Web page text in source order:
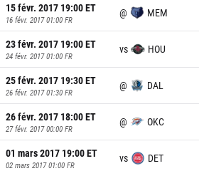
15 févr. 2017 19:00ET
16 févr. 2017 01:00 FR
@ MEM
23 févr. 2017 19:00ET
24 févr. 2017 01:00 FR
vs HOU
25 févr. 2017 19:30ET
26 févr. 2017 01:30 FR
@ DAL
26 févr. 2017 18:00ET
27 févr. 2017 00:00 FR
@ OKC
01 mars 2017 19:00ET
02 mars 2017 01:00 FR
vs DET